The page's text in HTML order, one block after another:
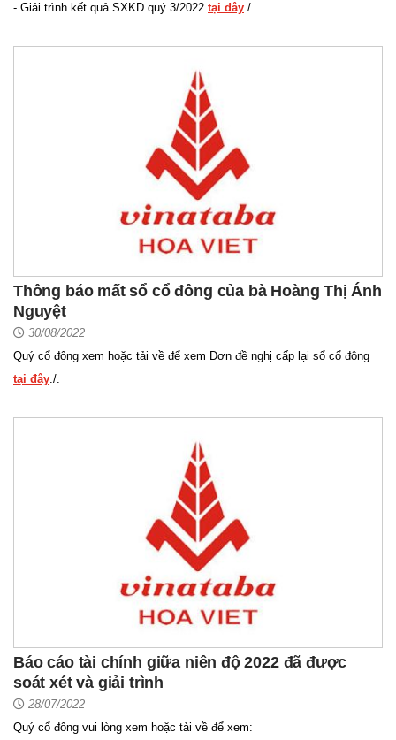
- Giải trình kết quả SXKD quý 3/2022 tại đây./.
Thông báo mất sổ cổ đông của bà Hoàng Thị Ánh
Nguyệt
30/08/2022
Quý cổ đông xem hoặc tải về để xem Đơn đề nghị cấp lại sổ cổ đông
tại đây./.
Báo cáo tài chính giữa niên độ 2022 đã được
soát xét và giải trình
28/07/2022
Quý cổ đông vui lòng xem hoặc tải về để xem: